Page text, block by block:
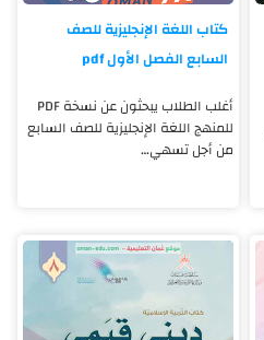
كتاب اللغة الإنجليزية للصف
السابع الفصل الأول pdf
أغلب الطلاب يبحثون عن نسخة PDF
للمنهج اللغة الإنجليزية للصف السابع
من أجل تسهي…